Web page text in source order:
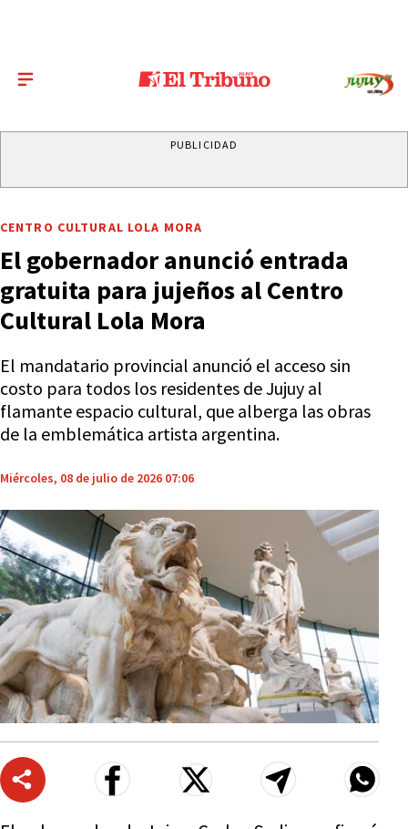
PUBLICIDAD
CENTRO CULTURAL LOLA MORA
El gobernador anunció entrada
gratuita para jujeños al Centro
Cultural Lola Mora
El mandatario provincial anunció el acceso sin
costo para todos los residentes de Jujuy al
flamante espacio cultural, que alberga las obras
de la emblemática artista argentina.
Miércoles, 08 de julio de 2026 07:06